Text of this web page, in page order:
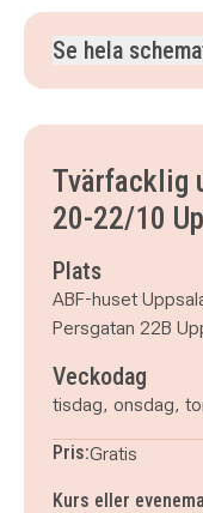
Se hela
torsdag 22
Tvärfacklig
20-22/10
Plats
ABF-huset
Persgatan 22B
Veckodag
tisdag, onsdag,
Pris:Gratis
Kurs eller